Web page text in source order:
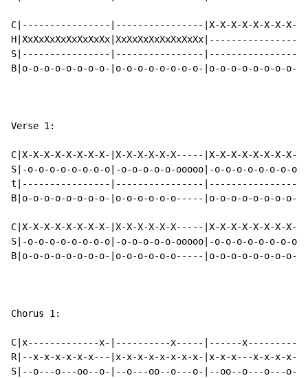
C|----------------|----------------|X-X-X-X-X-X-X-X-
S|----------------|----------------|----------------
B|o-o-o-o-o-o-o-o-|o-o-o-o-o-o-o-o-|o-o-o-o-o-o-o-
Verse 1:
C|X-X-X-X-X-X-X-X-|X-X-X-X-X-X-----|X-X-X-X-X-X-X-
S|-o-o-o-o-o-o-o-o|-o-o-o-o-o-ooooo|-o-o-o-o-o-o-o-o|-
t|----------------|----------------|----------------
B|o-o-o-o-o-o-o-o-|o-o-o-o-o-o-----|o-o-o-o-o-o-o-
C|X-X-X-X-X-X-X-X-|X-X-X-X-X-X-----|X-X-X-X-X-X-X-
S|-o-o-o-o-o-o-o-o|-o-o-o-o-o-ooooo|-o-o-o-o-o-o-o-o|-
B|o-o-o-o-o-o-o-o-|o-o-o-o-o-o-----|o-o-o-o-o-o-o-
Chorus 1:
C|x-------------x-|----------x-----|------x---------
R|--x-x-x-x-x-x---|x-x-x-x-x-x-x-x-|x-x-x---x-x-x-x-
S|--o---o---oo--o-|--o---oo--o---o-|--oo--o---o---o-